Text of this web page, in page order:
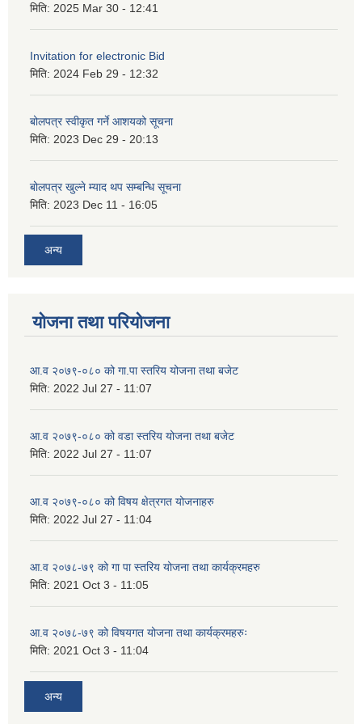
मिति: 2025 Mar 30 - 12:41
Invitation for electronic Bid
मिति: 2024 Feb 29 - 12:32
बोलपत्र स्वीकृत गर्ने आशयको सूचना
मिति: 2023 Dec 29 - 20:13
बोलपत्र खुल्ने म्याद थप सम्बन्धि सूचना
मिति: 2023 Dec 11 - 16:05
अन्य
योजना तथा परियोजना
आ.व २०७९-०८० को गा.पा स्तरिय योजना तथा बजेट
मिति: 2022 Jul 27 - 11:07
आ.व २०७९-०८० को वडा स्तरिय योजना तथा बजेट
मिति: 2022 Jul 27 - 11:07
आ.व २०७९-०८० को विषय क्षेत्रगत योजनाहरु
मिति: 2022 Jul 27 - 11:04
आ.व २०७८-७९ को गा पा स्तरिय योजना तथा कार्यक्रमहरु
मिति: 2021 Oct 3 - 11:05
आ.व २०७८-७९ को विषयगत योजना तथा कार्यक्रमहरुः
मिति: 2021 Oct 3 - 11:04
अन्य